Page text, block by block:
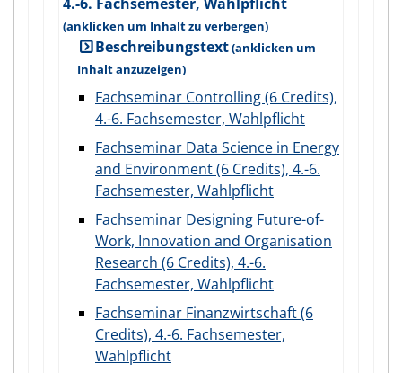
Beschreibungstext
Fachseminar Controlling (6 Credits),
4.-6. Fachsemester, Wahlpflicht
Fachseminar Data Science in Energy
and Environment (6 Credits), 4.-6.
Fachsemester, Wahlpflicht
Fachseminar Designing Future-of-
Work, Innovation and Organisation
Research (6 Credits), 4.-6.
Fachsemester, Wahlpflicht
Fachseminar Finanzwirtschaft (6
Credits), 4.-6. Fachsemester,
Wahlpflicht